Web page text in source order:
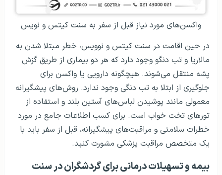
واکسن‌های مورد نیاز قبل از سفر به سنت کیتس و نویس
در حین اقامت در سنت کیتس و نوویس، خطر مبتلا شدن به
مالاریا و تب دنگو وجود دارد که هر دو بیماری از طریق گزش
پشه منتقل می‌شوند. هیچگونه دارویی یا واکسن برای
جلوگیری از ابتلا به تب دنگی وجود ندارد. روش‌های پیشگیرانه
معمولی مانند پوشیدن لباس‌های آستین بلند و استفاده از
تورهای تخت خواب است. برای کسب اطلاعات جامع در مورد
خطرات سلامتی و مراقبت‌های پیشگیرانه، قبل از سفر باید با
یک متخصص مراقبت پزشکی مشورت کنید.
بیمه و تسهیلات درمانی برای گردشگران در سنت